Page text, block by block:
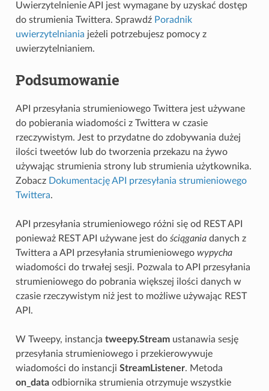
Uwierzytelnienie API jest wymagane by uzyskać dostęp
do strumienia Twittera. Sprawdź Poradnik
uwierzytelniania jeżeli potrzebujesz pomocy z
uwierzytelnianiem.
Podsumowanie
API przesyłania strumieniowego Twittera jest używane
do pobierania wiadomości z Twittera w czasie
rzeczywistym. Jest to przydatne do zdobywania dużej
ilości tweetów lub do tworzenia przekazu na żywo
używając strumienia strony lub strumienia użytkownika.
Zobacz Dokumentację API przesyłania strumieniowego
Twittera.
API przesyłania strumieniowego różni się od REST API
ponieważ REST API używane jest do ściąganiadanych z
Twittera a API przesyłania strumieniowego wypycha
wiadomości do trwałej sesji. Pozwala to API przesyłania
strumieniowego do pobrania większej ilości danych w
czasie rzeczywistym niż jest to możliwe używając REST
API.
W Tweepy, instancja tweepy.Streamustanawia sesję
przesyłania strumieniowego i przekierowywuje
wiadomości do instancji StreamListener. Metoda
on_dataodbiornika strumienia otrzymuje wszystkie